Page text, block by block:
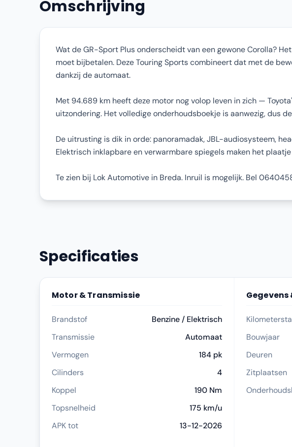
Omschrijving
Wat de GR-Sport Plus onderscheidt van een gewone Corolla?
moet bijbetalen. Deze Touring Sports combineert dat met de
dankzij de automaat.
Met 94.689 km heeft deze motor nog volop leven in zich —
uitzondering. Het volledige onderhoudsboekje is aanwezig, dus
De uitrusting is dik in orde: panoramadak, JBL-audiosysteem,
Elektrisch inklapbare en verwarmbare spiegels maken het
Te zien bij Lok Automotive in Breda. Inruil is mogelijk. Bel
Specificaties
Motor & Transmissie
Brandstof
Benzine / Elektrisch
Transmissie
Automaat
Vermogen
184 pk
Cilinders
4
Koppel
190 Nm
Topsnelheid
175 km/u
APK tot
13-12-2026
Gegevens
Bouwjaar
Deuren
Zitplaatsen